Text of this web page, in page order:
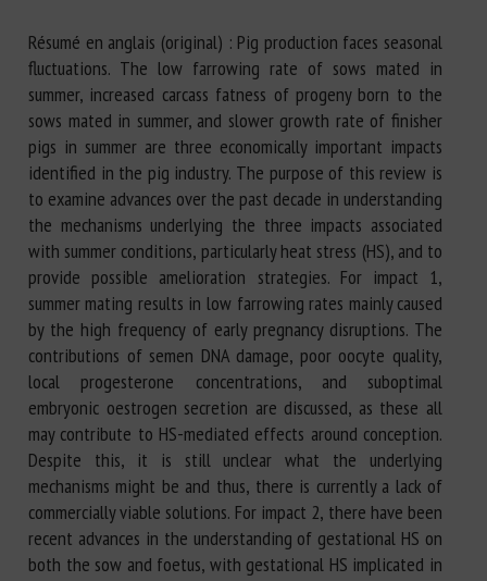
Résumé en anglais (original) : Pig production faces seasonal
fluctuations. The low farrowing rate of sows mated in
summer, increased carcass fatness of progeny born to the
sows mated in summer, and slower growth rate of finisher
pigs in summer are three economically important impacts
identified in the pig industry. The purpose of this review is
to examine advances over the past decade in understanding
the mechanisms underlying the three impacts associated
with summer conditions, particularly heat stress (HS), and to
provide possible amelioration strategies. For impact 1,
summer mating results in low farrowing rates mainly caused
by the high frequency of early pregnancy disruptions. The
contributions of semen DNA damage, poor oocyte quality,
local progesterone concentrations, and suboptimal
embryonic oestrogen secretion are discussed, as these all
may contribute to HS-mediated effects around conception.
Despite this, it is still unclear what the underlying
mechanisms might be and thus, there is currently a lack of
commercially viable solutions. For impact 2, there have been
recent advances in the understanding of gestational HS on
both the sow and foetus, with gestational HS implicated in